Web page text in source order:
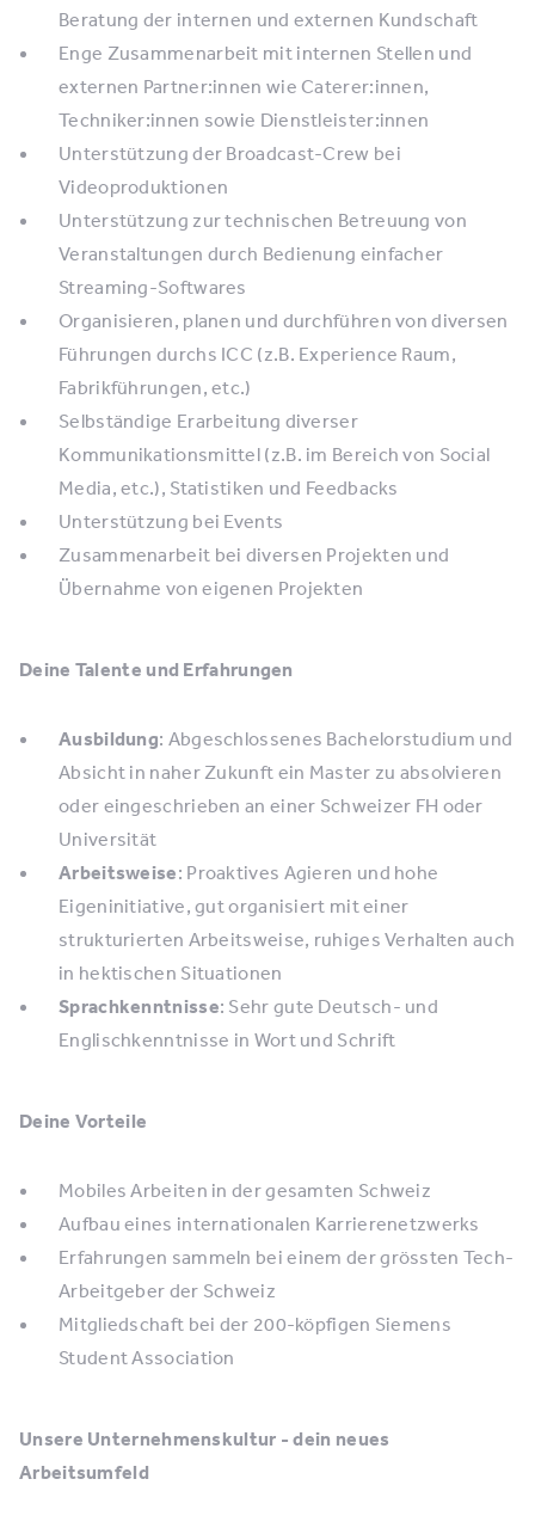
Beratung der internen und externen Kundschaft
Enge Zusammenarbeit mit internen Stellen und
externen Partner:innen wie Caterer:innen,
Techniker:innen sowie Dienstleister:innen
Unterstützung der Broadcast-Crew bei
Videoproduktionen
Unterstützung zur technischen Betreuung von
Veranstaltungen durch Bedienung einfacher
Streaming-Softwares
Organisieren, planen und durchführen von diversen
Führungen durchs ICC (z.B. Experience Raum,
Fabrikführungen, etc.)
Selbständige Erarbeitung diverser
Kommunikationsmittel (z.B. im Bereich von Social
Media, etc.), Statistiken und Feedbacks
Unterstützung bei Events
Zusammenarbeit bei diversen Projekten und
Übernahme von eigenen Projekten
Deine Talente und Erfahrungen
Ausbildung: Abgeschlossenes Bachelorstudium und
Absicht in naher Zukunft ein Master zu absolvieren
oder eingeschrieben an einer Schweizer FH oder
Universität
Arbeitsweise: Proaktives Agieren und hohe
Eigeninitiative, gut organisiert mit einer
strukturierten Arbeitsweise, ruhiges Verhalten auch
in hektischen Situationen
Sprachkenntnisse: Sehr gute Deutsch- und
Englischkenntnisse in Wort und Schrift
Deine Vorteile
Mobiles Arbeiten in der gesamten Schweiz
Aufbau eines internationalen Karrierenetzwerks
Erfahrungen sammeln bei einem der grössten Tech-
Arbeitgeber der Schweiz
Mitgliedschaft bei der 200-köpfigen Siemens
Student Association
Unsere Unternehmenskultur - dein neues
Arbeitsumfeld